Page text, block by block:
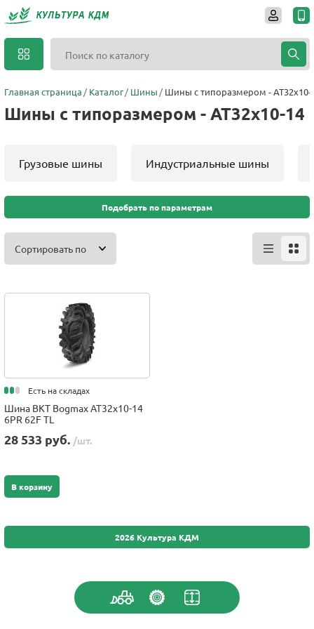
Главная страница Каталог Шины Шины с типоразмером - AT32x10-
Шины с типоразмером - AT32x10-14
Грузовые шины Индустриальные шины
Подобрать по параметрам
Сортировать по
Есть на складах
Шина BKT Bogmax AT32x10-14
6PR 62F TL
28 533 руб. /шт.
В корзину
2026 Культура КДМ